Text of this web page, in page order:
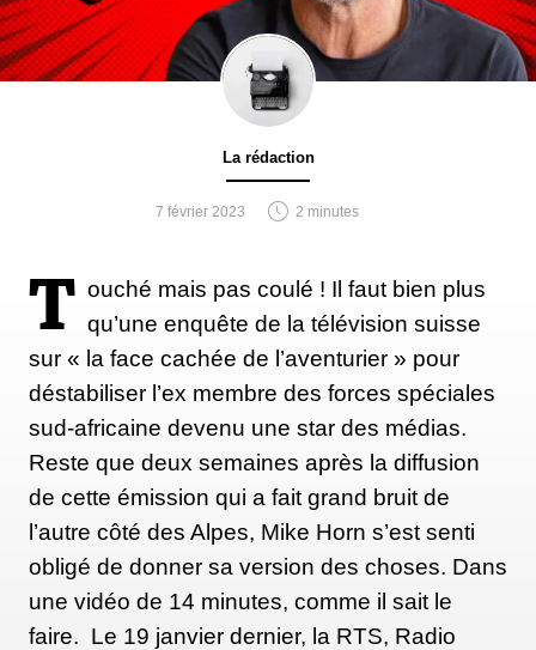
La rédaction
7 février 2023 2 minutes
T ouché mais pas coulé ! Il faut bien plus
qu’une enquête de la télévision suisse
sur « la face cachée de l’aventurier » pour
déstabiliser l’ex membre des forces spéciales
sud-africaine devenu une star des médias.
Reste que deux semaines après la diffusion
de cette émission qui a fait grand bruit de
l’autre côté des Alpes, Mike Horn s’est senti
obligé de donner sa version des choses. Dans
une vidéo de 14 minutes, comme il sait le
faire. Le 19 janvier dernier, la RTS, Radio